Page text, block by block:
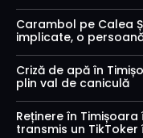
Carambol pe Calea
implicate, o
Criză de apă în
plin val de caniculă
Reținere în
transmis un